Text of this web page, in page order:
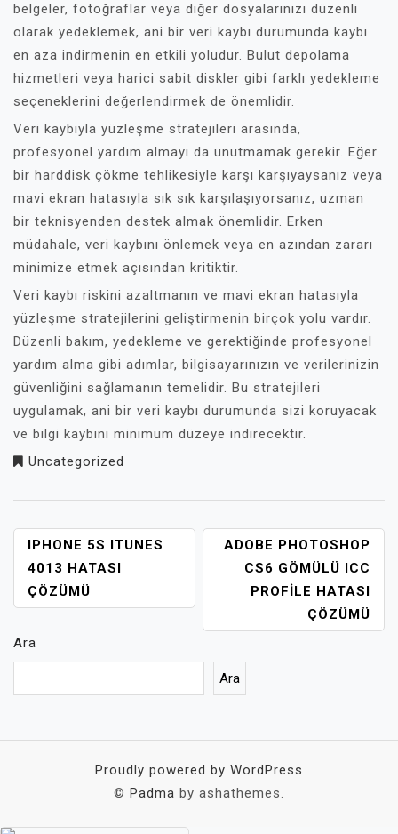
belgeler, fotoğraflar veya diğer dosyalarınızı düzenli
olarak yedeklemek, ani bir veri kaybı durumunda kaybı
en aza indirmenin en etkili yoludur. Bulut depolama
hizmetleri veya harici sabit diskler gibi farklı yedekleme
seçeneklerini değerlendirmek de önemlidir.
Veri kaybıyla yüzleşme stratejileri arasında,
profesyonel yardım almayı da unutmamak gerekir. Eğer
bir harddisk çökme tehlikesiyle karşı karşıyaysanız veya
mavi ekran hatasıyla sık sık karşılaşıyorsanız, uzman
bir teknisyenden destek almak önemlidir. Erken
müdahale, veri kaybını önlemek veya en azından zararı
minimize etmek açısından kritiktir.
Veri kaybı riskini azaltmanın ve mavi ekran hatasıyla
yüzleşme stratejilerini geliştirmenin birçok yolu vardır.
Düzenli bakım, yedekleme ve gerektiğinde profesyonel
yardım alma gibi adımlar, bilgisayarınızın ve verilerinizin
güvenliğini sağlamanın temelidir. Bu stratejileri
uygulamak, ani bir veri kaybı durumunda sizi koruyacak
ve bilgi kaybını minimum düzeye indirecektir.
Uncategorized
YAZI
GEZINMESI
IPHONE 5S ITUNES
4013 HATASI
ÇÖZÜMÜ
ADOBE PHOTOSHOP
CS6 GÖMÜLÜ ICC
PROFILE HATASI
ÇÖZÜMÜ
Ara
Ara
Proudly powered by WordPress
© Padma by ashathemes.